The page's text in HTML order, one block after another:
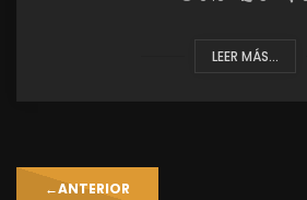
LEER MÁS...
←ANTERIOR